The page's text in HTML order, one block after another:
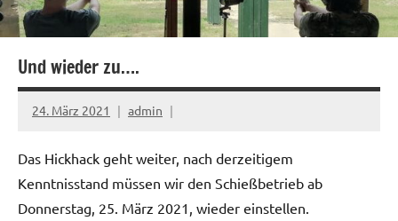
Und wieder zu….
24. März 2021 admin
Das Hickhack geht weiter, nach derzeitigem
Kenntnisstand müssen wir den Schießbetrieb ab
Donnerstag, 25. März 2021, wieder einstellen.